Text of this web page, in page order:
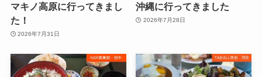
マキノ高原に行ってきまし
た！
2026年7月31日
沖縄に行ってきました
2026年7月28日